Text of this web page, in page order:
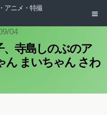
アニメ・特撮
04
、寺島しのぶのア
ん まいちゃん さわ